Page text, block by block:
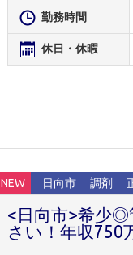
勤務時間
休日・休暇
NEW 日向市 調剤
<日向市>希少◎
さい！年収750